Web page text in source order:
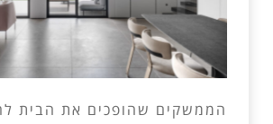
הממשקים שהופכים את הבית